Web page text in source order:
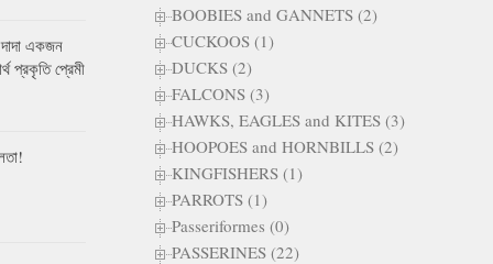
BOOBIES and GANNETS (2)
CUCKOOS (1)
DUCKS (2)
FALCONS (3)
HAWKS, EAGLES and KITES (3)
HOOPOES and HORNBILLS (2)
KINGFISHERS (1)
PARROTS (1)
Passeriformes (0)
PASSERINES (22)
একজন
প্রকৃতি প্রেমী